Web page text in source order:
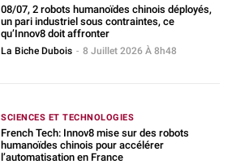
08/07, 2 robots humanoïdes chinois déployés,
un pari industriel sous contraintes, ce
qu’Innov8 doit affronter
La Biche Dubois - 8 Juillet 2026 À 8h48
SCIENCES ET TECHNOLOGIES
French Tech: Innov8 mise sur des robots
humanoïdes chinois pour accélérer
l’automatisation en France